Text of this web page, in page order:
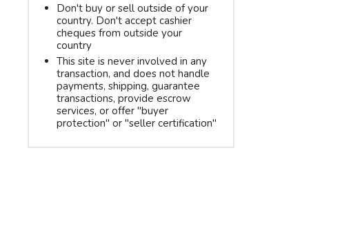
Don't buy or sell outside of your
country. Don't accept cashier
cheques from outside your
country
This site is never involved in any
transaction, and does not handle
payments, shipping, guarantee
transactions, provide escrow
services, or offer "buyer
protection" or "seller certification"